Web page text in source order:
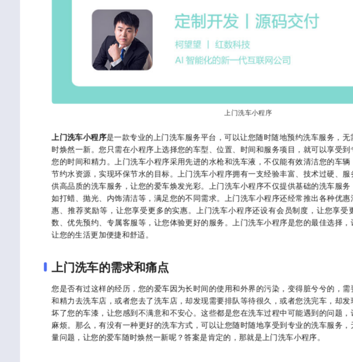
上门洗车小程序
上门洗车小程序是一款专业的上门洗车服务平台，可以让您随时随地预约洗车服务，
时焕然一新。您只需在小程序上选择您的车型、位置、时间和服务项目，就可以享受
您的时间和精力。上门洗车小程序采用先进的水枪和洗车液，不仅能有效清洁您的车
节约水资源，实现环保节水的目标。上门洗车小程序拥有一支经验丰富、技术过硬、
供高品质的洗车服务，让您的爱车焕发光彩。上门洗车小程序不仅提供基础的洗车服务
如打蜡、抛光、内饰清洁等，满足您的不同需求。上门洗车小程序还经常推出各种优
惠、推荐奖励等，让您享受更多的实惠。上门洗车小程序还设有会员制度，让您享受
数、优先预约、专属客服等，让您体验更好的服务。上门洗车小程序是您的最佳选择，
让您的生活更加便捷和舒适。
上门洗车的需求和痛点
您是否有过这样的经历，您的爱车因为长时间的使用和外界的污染，变得脏兮兮的，
和精力去洗车店，或者您去了洗车店，却发现需要排队等待很久，或者您洗完车，却
坏了您的车漆，让您感到不满意和不安心。这些都是您在洗车过程中可能遇到的问题
麻烦。那么，有没有一种更好的洗车方式，可以让您随时随地享受到专业的洗车服务
量问题，让您的爱车随时焕然一新呢？答案是肯定的，那就是上门洗车小程序。